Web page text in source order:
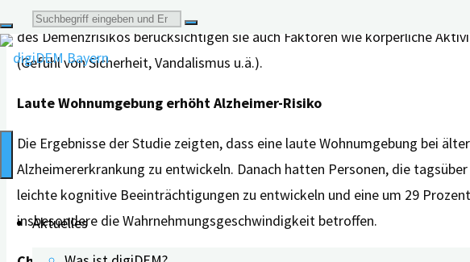
Suche
nach:
Aktuelles
sie mit Hilfe eines Vorhersage-Modells die Lärmpegel in den Vierteln, in
des Demenzrisikos berücksichtigen sie auch Faktoren wie körperliche
(Gefühl von Sicherheit, Vandalismus u.ä.).
Laute Wohnumgebung erhöht Alzheimer-Risiko
Die Ergebnisse der Studie zeigten, dass eine laute Wohnumgebung bei
Alzheimererkrankung zu entwickeln. Danach hatten Personen, die
leichte kognitive Beeinträchtigungen zu entwickeln und eine um 29
insbesondere die Wahrnehmungsgeschwindigkeit betroffen.